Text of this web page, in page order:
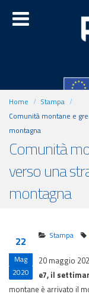
Home
Stampa
Comunità montane e
montagna
Comunità
verso una
montagna
22
Mag
2020
Stampa
20 maggio
e7, il
montane è arrivato il